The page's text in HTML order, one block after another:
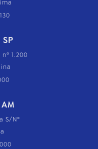
1.200
S/Nº